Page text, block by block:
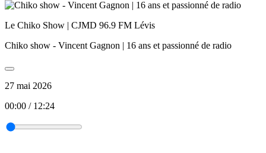
Le Chiko Show | CJMD 96.9 FM Lévis
Chiko show - Vincent Gagnon | 16 ans et passionné de radio
27 mai 2026
00:00 / 12:24